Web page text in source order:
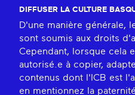
DIFFUSER LA CULTURE
D'une manière générale,
sont soumis aux droits
Cependant, lorsque cela
autorisé.e à copier,
contenus dont l'ICB est
en mentionnez la